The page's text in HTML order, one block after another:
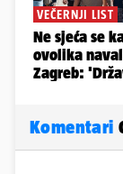
Komentari